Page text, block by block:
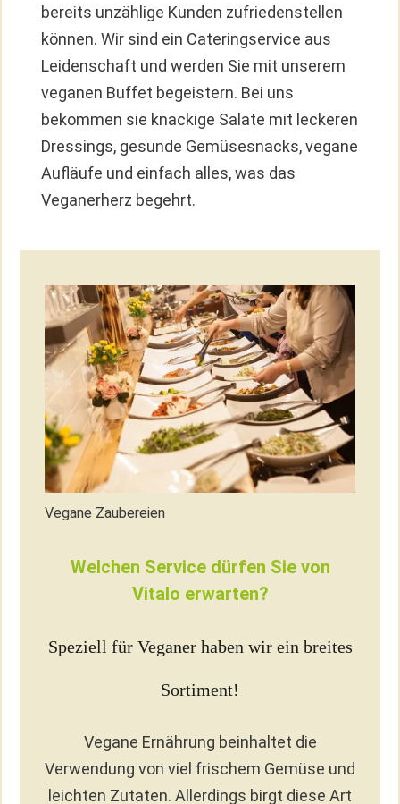
bereits unzählige Kunden zufriedenstellen
können. Wir sind ein Cateringservice aus
Leidenschaft und werden Sie mit unserem
veganen Buffet begeistern. Bei uns
bekommen sie knackige Salate mit leckeren
Dressings, gesunde Gemüsesnacks, vegane
Aufläufe und einfach alles, was das
Veganerherz begehrt.
Vegane Zaubereien
Welchen Service dürfen Sie von
Vitalo erwarten?
Speziell für Veganer haben wir ein breites
Sortiment!
Vegane Ernährung beinhaltet die
Verwendung von viel frischem Gemüse und
leichten Zutaten. Allerdings birgt diese Art